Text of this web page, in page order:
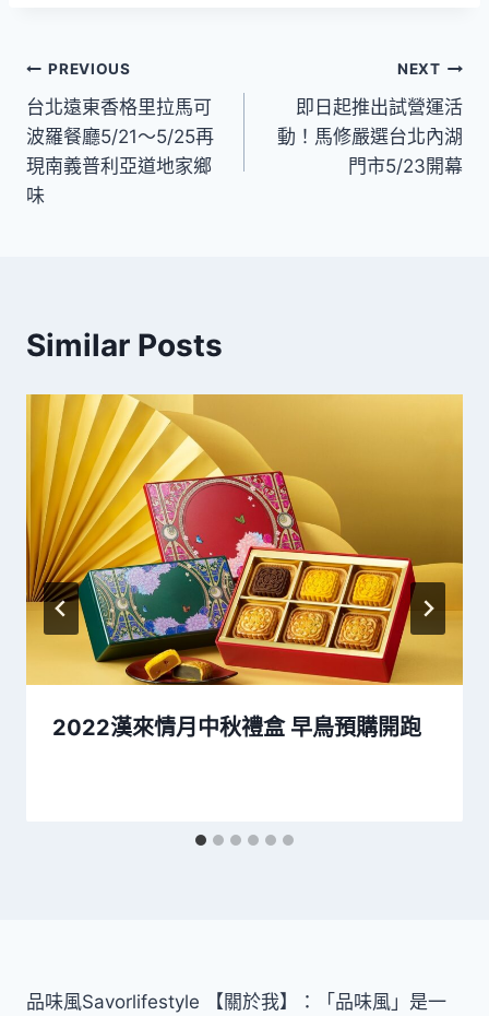
文
章
導
覽
PREVIOUS
台北遠東香格里拉馬可
波羅餐廳5/21～5/25再
現南義普利亞道地家鄉
味
NEXT
即日起推出試營運活
動！馬修嚴選台北內湖
門市5/23開幕
Similar Posts
2022漢來情月中秋禮盒 早鳥預購開跑
品味風Savorlifestyle 【關於我】：「品味風」是一